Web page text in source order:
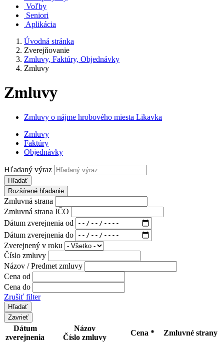
Voľby
Seniori
Aplikácia
Úvodná stránka
Zverejňovanie
Zmluvy, Faktúry, Objednávky
Zmluvy
Zmluvy
Zmluvy o nájme hrobového miesta Likavka
Zmluvy
Faktúry
Objednávky
Hľadaný výraz
Hľadať
Rozšírené hľadanie
Zmluvná strana
Zmluvná strana IČO
Dátum zverejnenia od
Dátum zverejnenia do
Zverejnený v roku
Číslo zmluvy
Názov / Predmet zmluvy
Cena od
Cena do
Zrušiť filter
Zavrieť
Dátum
zverejnenia
Názov
Číslo zmluvy
Cena * Zmluvné strany